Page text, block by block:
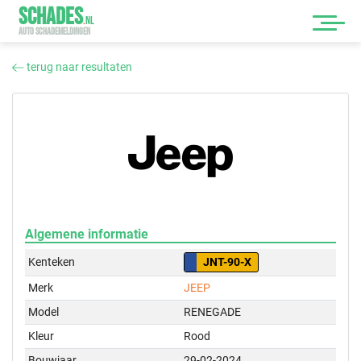
SCHADES.NL
AUTO SCHADEMELDINGEN
terug naar resultaten
Algemene informatie
Kenteken
JNT-90-X
Merk
JEEP
Model
RENEGADE
Kleur
Rood